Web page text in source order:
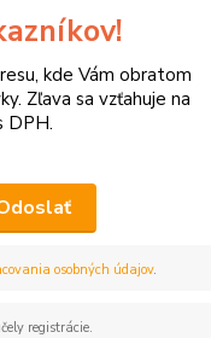
kde Vám obratom
Zľava sa vzťahuje na
DPH.
osobných údajov.
registrácie.